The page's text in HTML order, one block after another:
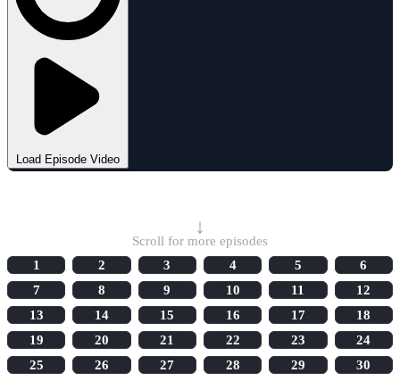
Load Episode Video
↓
Scroll for more episodes
1
2 3 4 5
6
7
8 9 10 11
12
13
14 15 16 17
18
19
20 21 22 23
24
25
26 27 28 29
30